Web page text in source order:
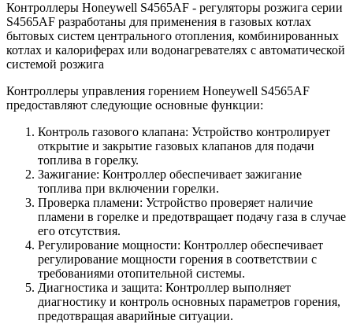
Контроллеры Honeywell S4565AF - регуляторы розжига серии
S4565AF разработаны для применения в газовых котлах
бытовых систем центрального отопления, комбинированных
котлах и калориферах или водонагревателях с автоматической
системой розжига
Контроллеры управления горением Honeywell S4565AF
предоставляют следующие основные функции:
Контроль газового клапана: Устройство контролирует
открытие и закрытие газовых клапанов для подачи
топлива в горелку.
Зажигание: Контроллер обеспечивает зажигание
топлива при включении горелки.
Проверка пламени: Устройство проверяет наличие
пламени в горелке и предотвращает подачу газа в случае
его отсутствия.
Регулирование мощности: Контроллер обеспечивает
регулирование мощности горения в соответствии с
требованиями отопительной системы.
Диагностика и защита: Контроллер выполняет
диагностику и контроль основных параметров горения,
предотвращая аварийные ситуации.